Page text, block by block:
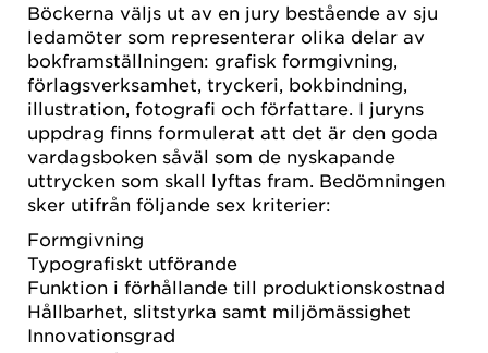
Böckerna väljs ut av en jury bestående av sju
ledamöter som representerar olika delar av
bokframställningen: grafisk formgivning,
förlagsverksamhet, tryckeri, bokbindning,
illustration, fotografi och författare. I juryns
uppdrag finns formulerat att det är den goda
vardagsboken såväl som de nyskapande
uttrycken som skall lyftas fram. Bedömningen
sker utifrån följande sex kriterier:
Formgivning
Typografiskt utförande
Funktion i förhållande till produktionskostnad
Hållbarhet, slitstyrka samt miljömässighet
Innovationsgrad